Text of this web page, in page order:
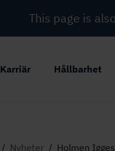
Karriär Hållbarhet
/ Nyheter / Holmen
This page is